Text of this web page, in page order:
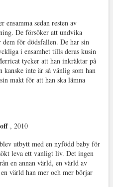
ensamma sedan resten av
De försöker att undvika
dem för dödsfallen. De har sin
i ensamhet tills deras kusin
tycker att han inkräktar på
inte är så vänlig som han
makt för att han ska lämna
, 2010
utbytt med en nyfödd baby för
leva ett vanligt liv. Det ingen
en annan värld, en värld av
värld han mer och mer börjar